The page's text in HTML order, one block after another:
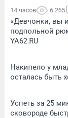
14 часов 6 265
«Девчонки, вы
подпольной
YA62.RU
Накипело у
осталась быть
Успеть за 25
сковороде